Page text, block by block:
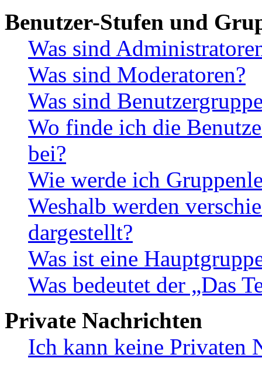
Benutzer-Stufen und
Was sind
Was sind Moderatoren?
Was sind
Wo finde ich die
bei?
Wie werde ich
Weshalb werden
dargestellt?
Was ist eine
Was bedeutet der „Das
Private Nachrichten
Ich kann keine Privaten